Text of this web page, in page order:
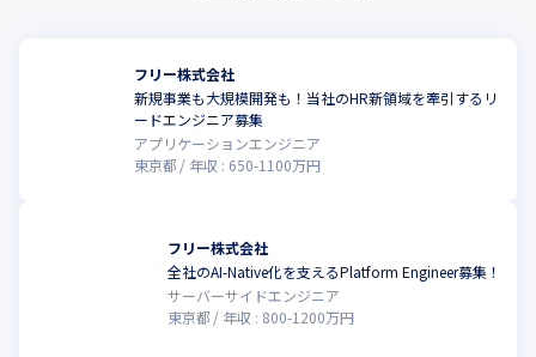
フリー株式会社
新規事業も大規模開発も！当社のHR新領域を牽引するリ
ードエンジニア募集
アプリケーションエンジニア
東京都
年収 : 650-1100万円
フリー株式会社
全社のAI-Native化を支えるPlatform Engineer募集！
サーバーサイドエンジニア
東京都
年収 : 800-1200万円